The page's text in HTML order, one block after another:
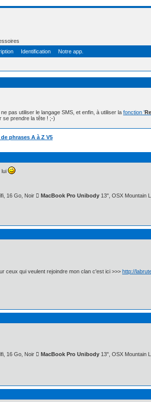
Identification Notre app.
, ne pas utiliser le langage SMS, et enfin, à utiliser la fonction '
se prendre la tête ! ;-)
phrases A à Z V5
lui
16 Go, Noir  MacBook Pro Unibody 13", OSX Mountain
ceux qui veulent rejoindre mon clan c'est ici >>> http://
16 Go, Noir  MacBook Pro Unibody 13", OSX Mountain